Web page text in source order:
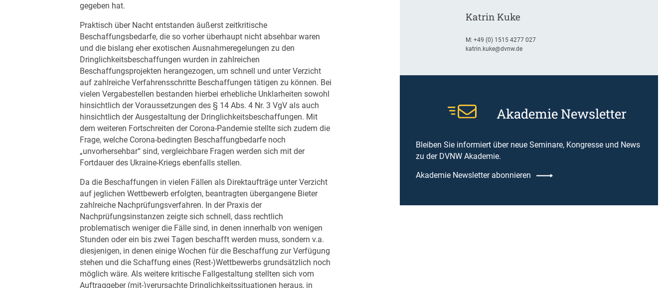
gegeben hat.
Praktisch über Nacht entstanden äußerst zeitkritische
Beschaffungsbedarfe, die so vorher überhaupt nicht absehbar waren
und die bislang eher exotischen Ausnahmeregelungen zu den
Dringlichkeitsbeschaffungen wurden in zahlreichen
Beschaffungsprojekten herangezogen, um schnell und unter Verzicht
auf zahlreiche Verfahrensschritte Beschaffungen tätigen zu können. Bei
vielen Vergabestellen bestanden hierbei erhebliche Unklarheiten sowohl
hinsichtlich der Voraussetzungen des § 14 Abs. 4 Nr. 3 VgV als auch
hinsichtlich der Ausgestaltung der Dringlichkeitsbeschaffungen. Mit
dem weiteren Fortschreiten der Corona-Pandemie stellte sich zudem die
Frage, welche Corona-bedingten Beschaffungbedarfe noch
„unvorhersehbar“ sind, vergleichbare Fragen werden sich mit der
Fortdauer des Ukraine-Kriegs ebenfalls stellen.
Da die Beschaffungen in vielen Fällen als Direktaufträge unter Verzicht
auf jeglichen Wettbewerb erfolgten, beantragten übergangene Bieter
zahlreiche Nachprüfungsverfahren. In der Praxis der
Nachprüfungsinstanzen zeigte sich schnell, dass rechtlich
problematisch weniger die Fälle sind, in denen innerhalb von wenigen
Stunden oder ein bis zwei Tagen beschafft werden muss, sondern v.a.
diesjenigen, in denen einige Wochen für die Beschaffung zur Verfügung
stehen und die Schaffung eines (Rest-)Wettbewerbs grundsätzlich noch
möglich wäre. Als weitere kritische Fallgestaltung stellten sich vom
Auftraggeber (mit-)verursachte Dringlichkeitssituationen heraus, in
Katrin Kuke
M: +49 (0) 1515 4277 027
katrin.kuke@dvnw.de
Akademie Newsletter
Bleiben Sie informiert über neue Seminare, Kongresse und News
zu der DVNW Akademie.
Akademie Newsletter abonnieren